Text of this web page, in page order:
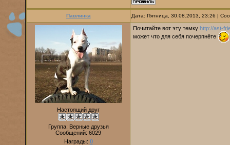
Павлинка Дата: Пятница, 30.08.2013, 23:26 |
Настоящий друг
Группа: Верные друзья
Сообщений: 6029
Награды: 0
Почитайте вот эту темку http://ast-
может что для себя почерпнёте